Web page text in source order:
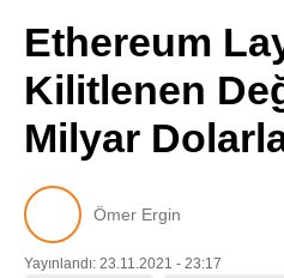
Ethereum
Kilitlenen
Milyar
Ömer Ergin
Yayınlandı: 23.11.2021 - 23:17